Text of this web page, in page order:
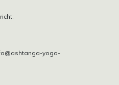
yoga-